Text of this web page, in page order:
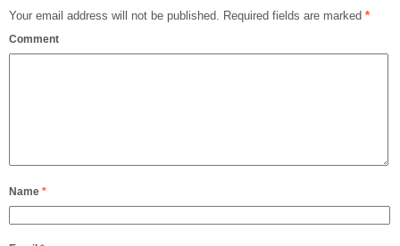
Your email address will not be published. Required fields are marked *
Comment
Name *